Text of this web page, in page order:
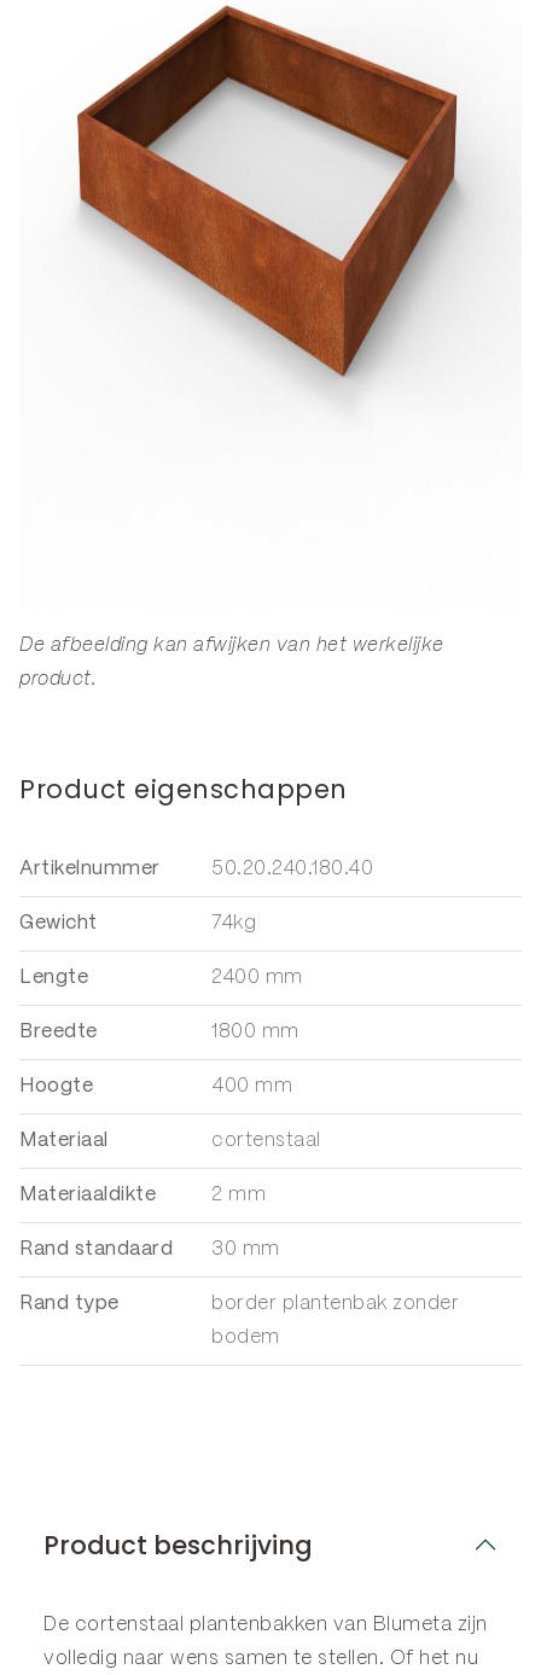
De afbeelding kan afwijken van het werkelijke
product.
Product eigenschappen
Artikelnummer 50.20.240.180.40
Gewicht 74kg
Lengte 2400 mm
Breedte 1800 mm
Hoogte 400 mm
Materiaal cortenstaal
Materiaaldikte 2 mm
Rand standaard 30 mm
Rand type
border plantenbak zonder
bodem
Product beschrijving
De cortenstaal plantenbakken van Blumeta zijn
volledig naar wens samen te stellen. Of het nu